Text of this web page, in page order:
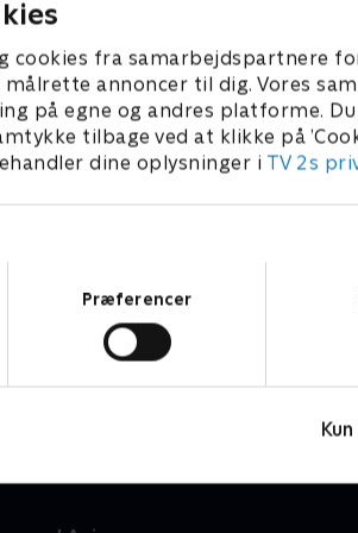
cookies fra samarbejdspartnere
annoncer til dig. Vores
på egne og andres platforme.
tilbage ved at klikke på
dine oplysninger i TV 2s
Præferencer
og i gårdhaven skal der
I blomsterhaven
brændende ønske om at
der blomstrer hele
forår til sensommer.
en
af en
om,
krukker
hvilke
nye
Kamp til hækken